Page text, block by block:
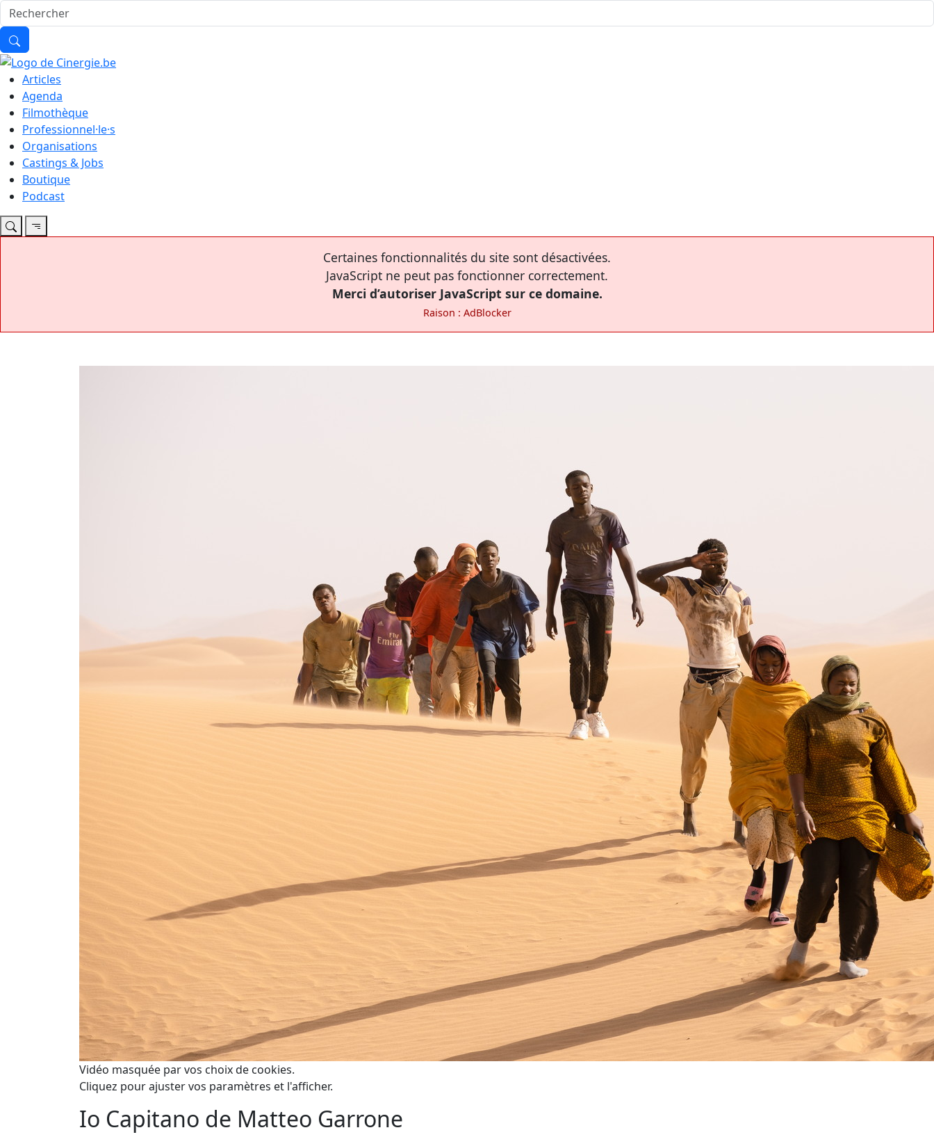
Articles
Agenda
Filmothèque
Professionnel·le·s
Organisations
Castings & Jobs
Boutique
Podcast
Certaines fonctionnalités du site sont désactivées.
JavaScript ne peut pas fonctionner correctement.
Merci d’autoriser JavaScript sur ce domaine.
Raison : AdBlocker
Vidéo masquée par vos choix de cookies.
Cliquez pour ajuster vos paramètres et l'afficher.
Io Capitano de Matteo Garrone